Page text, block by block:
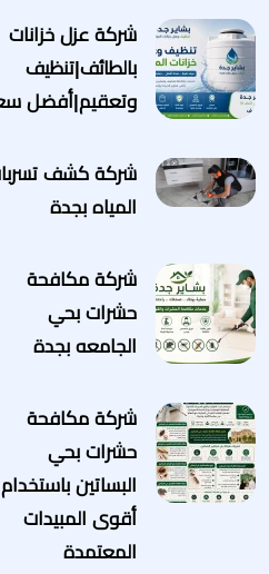
شركة عزل خزانات
بالطائف|تنظيف
وتعقيم|أفضل
شركة كشف
المياه بجدة
شركة مكافحة
حشرات بحي
الجامعه بجدة
شركة مكافحة
حشرات بحي
البساتين باستخدام
أقوى المبيدات
المعتمدة